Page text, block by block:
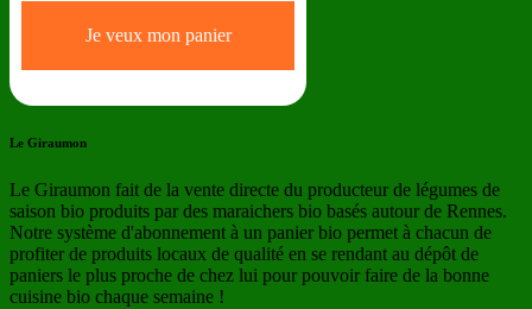
Le Giraumon
Le Giraumon fait de la vente directe du producteur de légumes de
saison bio produits par des maraichers bio basés autour de Rennes.
Notre système d'abonnement à un panier bio permet à chacun de
profiter de produits locaux de qualité en se rendant au dépôt de
paniers le plus proche de chez lui pour pouvoir faire de la bonne
cuisine bio chaque semaine !